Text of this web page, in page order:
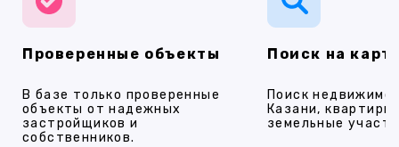
Проверенные объекты
В базе только проверенные
объекты от надежных
застройщиков и
собственников.
Поиск на
Поиск
Казани,
земельные